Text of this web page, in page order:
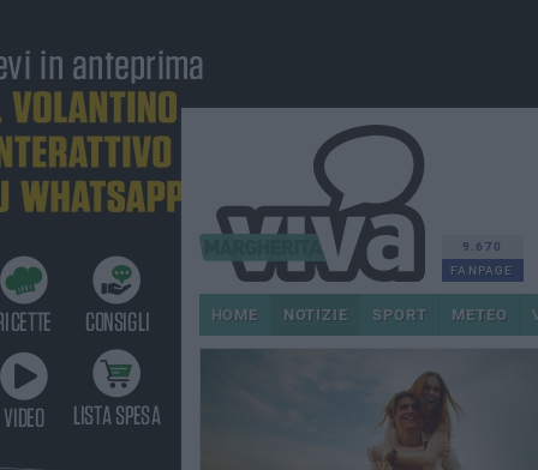
9.670
FANPAGE
HOME NOTIZIE SPORT METEO